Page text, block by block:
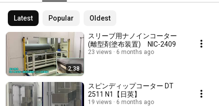
Latest Popular Oldest
2:38
スリーブ用ナノインコーター
(離型剤塗布装置) NIC-2409
23 views 6 months ago
スピンディップコーター DT
2511 N1【日英】
19 views 6 months ago